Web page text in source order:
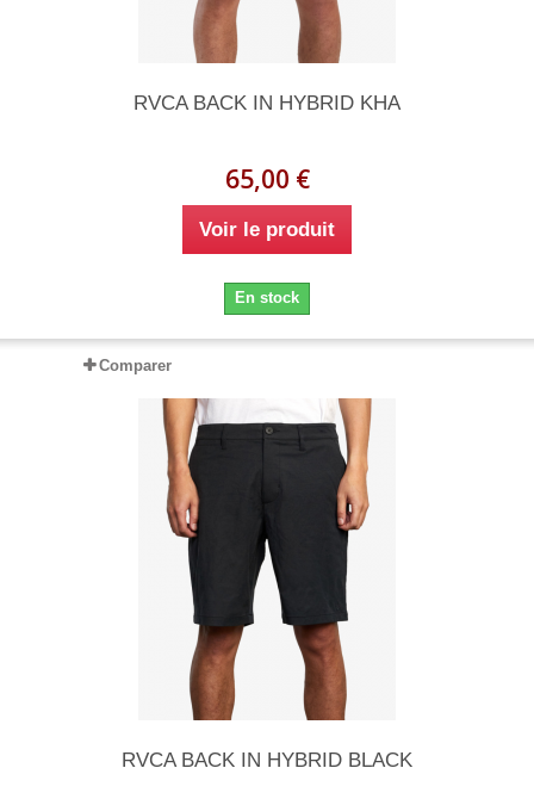
RVCA BACK IN HYBRID KHA
65,00 €
Voir le produit
En stock
Comparer
RVCA BACK IN HYBRID BLACK